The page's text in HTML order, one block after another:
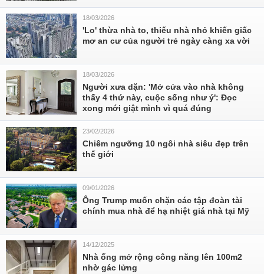
18/03/2026
'Lo' thừa nhà to, thiếu nhà nhỏ khiến giấc
mơ an cư của người trẻ ngày càng xa vời
18/03/2026
Người xưa dặn: 'Mở cửa vào nhà không
thấy 4 thứ này, cuộc sống như ý': Đọc
xong mới giật mình vì quá đúng
23/02/2026
Chiêm ngưỡng 10 ngôi nhà siêu đẹp trên
thế giới
09/01/2026
Ông Trump muốn chặn các tập đoàn tài
chính mua nhà để hạ nhiệt giá nhà tại Mỹ
14/12/2025
Nhà ống mở rộng công năng lên 100m2
nhờ gác lửng